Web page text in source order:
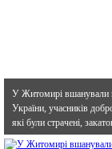
У Житомирі вшанували
України, учасників
які були страчені,